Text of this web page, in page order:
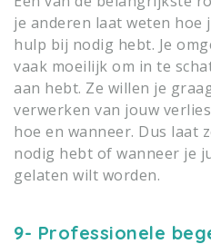
je anderen laat weten hoe
hulp bij nodig hebt. Je
vaak moeilijk om in te
aan hebt. Ze willen je
verwerken van jouw
hoe en wanneer. Dus laat
nodig hebt of wanneer je
gelaten wilt worden.
9- Professionele